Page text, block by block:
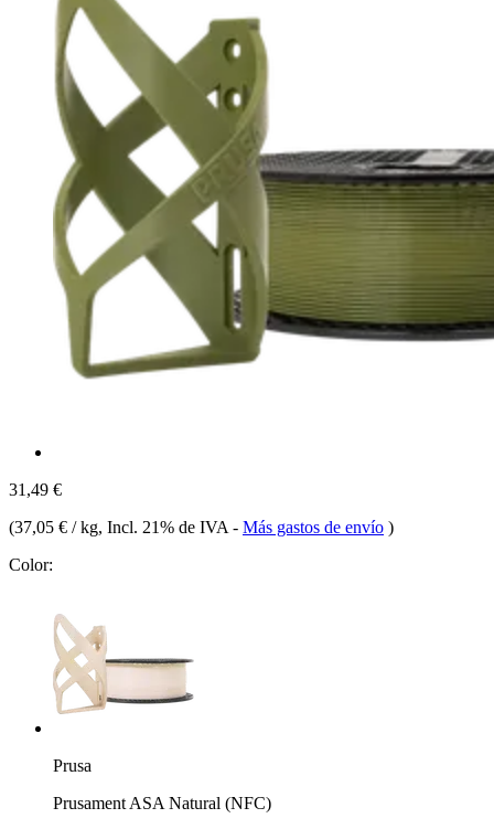
31,49 €
(37,05 € / kg, Incl. 21% de IVA - Más gastos de envío )
Color:
Prusa
Prusament ASA Natural (NFC)